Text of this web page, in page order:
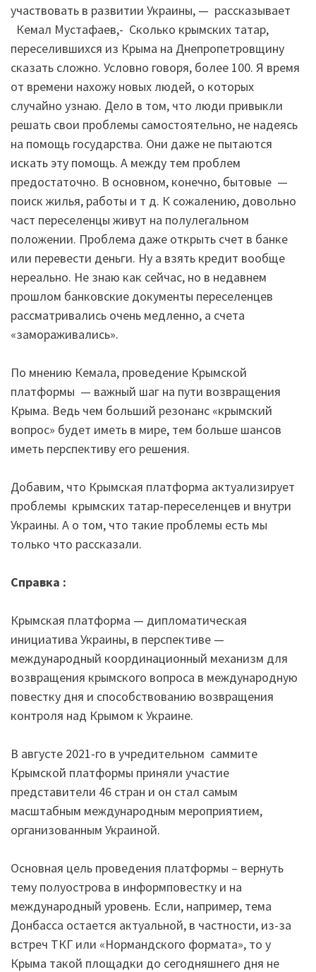
участвовать в развитии Украины, — рассказывает
Кемал Мустафаев,- Сколько крымских татар,
переселившихся из Крыма на Днепропетровщину
сказать сложно. Условно говоря, более 100. Я время
от времени нахожу новых людей, о которых
случайно узнаю. Дело в том, что люди привыкли
решать свои проблемы самостоятельно, не надеясь
на помощь государства. Они даже не пытаются
искать эту помощь. А между тем проблем
предостаточно. В основном, конечно, бытовые —
поиск жилья, работы и т д. К сожалению, довольно
част переселенцы живут на полулегальном
положении. Проблема даже открыть счет в банке
или перевести деньги. Ну а взять кредит вообще
нереально. Не знаю как сейчас, но в недавнем
прошлом банковские документы переселенцев
рассматривались очень медленно, а счета
«замораживались».
По мнению Кемала, проведение Крымской
платформы — важный шаг на пути возвращения
Крыма. Ведь чем больший резонанс «крымский
вопрос» будет иметь в мире, тем больше шансов
иметь перспективу его решения.
Добавим, что Крымская платформа актуализирует
проблемы крымских татар-переселенцев и внутри
Украины. А о том, что такие проблемы есть мы
только что рассказали.
Справка :
Крымская платформа — дипломатическая
инициатива Украины, в перспективе —
международный координационный механизм для
возвращения крымского вопроса в международную
повестку дня и способствованию возвращения
контроля над Крымом к Украине.
В августе 2021-го в учредительном саммите
Крымской платформы приняли участие
представители 46 стран и он стал самым
масштабным международным мероприятием,
организованным Украиной.
Основная цель проведения платформы – вернуть
тему полуострова в информповестку и на
международный уровень. Если, например, тема
Донбасса остается актуальной, в частности, из-за
встреч ТКГ или «Нормандского формата», то у
Крыма такой площадки до сегодняшнего дня не